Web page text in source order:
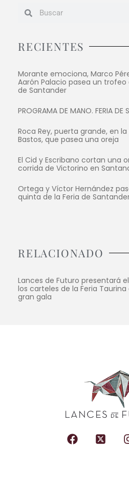
RECIENTES
Morante emociona, Marco
Aarón Palacio pasea un
de Santander
PROGRAMA DE MANO. FERIA DE
Roca Rey, puerta grande, en
Bastos, que pasea una oreja
El Cid y Escribano cortan una
corrida de Victorino en
Ortega y Víctor Hernández
quinta de la Feria de
RELACIONADO
Lances de Futuro presentará
los carteles de la Feria
gran gala